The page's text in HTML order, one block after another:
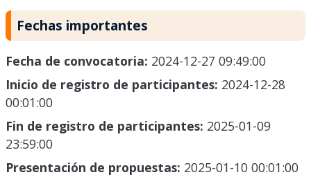
Fechas importantes
Fecha de convocatoria: 2024-12-27 09:49:00
Inicio de registro de participantes: 2024-12-28
00:01:00
Fin de registro de participantes: 2025-01-09
23:59:00
Presentación de propuestas: 2025-01-10 00:01:00